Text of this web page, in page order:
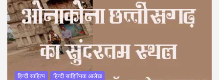
हिन्दी साहित्य हिन्दी साहित्यिक आलेख